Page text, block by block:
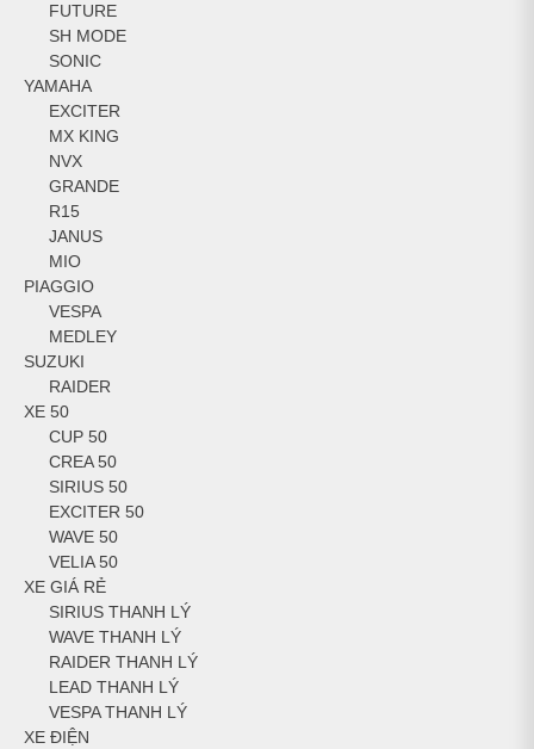
FUTURE
SH MODE
SONIC
YAMAHA
EXCITER
MX KING
NVX
GRANDE
R15
JANUS
MIO
PIAGGIO
VESPA
MEDLEY
SUZUKI
RAIDER
XE 50
CUP 50
CREA 50
SIRIUS 50
EXCITER 50
WAVE 50
VELIA 50
XE GIÁ RẺ
SIRIUS THANH LÝ
WAVE THANH LÝ
RAIDER THANH LÝ
LEAD THANH LÝ
VESPA THANH LÝ
XE ĐIỆN